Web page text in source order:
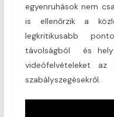
egyenruhások nem
is ellenőrzik a
legkritikusabb
távolságból és
videófelvételeket az
szabályszegésekről.